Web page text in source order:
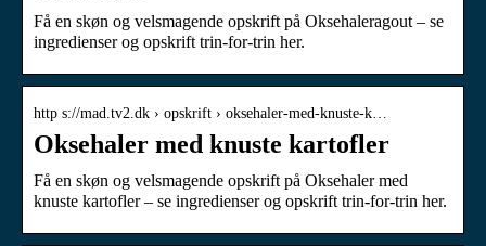
Få en skøn og velsmagende opskrift på Oksehaleragout – se
ingredienser og opskrift trin-for-trin her.
http s://mad.tv2.dk › opskrift › oksehaler-med-knuste-k…
Oksehaler med knuste kartofler
Få en skøn og velsmagende opskrift på Oksehaler med
knuste kartofler – se ingredienser og opskrift trin-for-trin her.